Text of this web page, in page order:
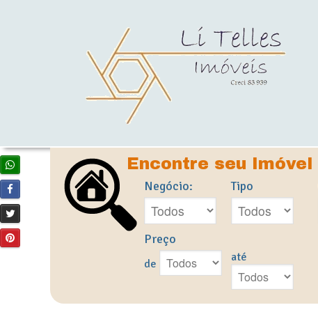
Encontre seu Imóvel
Negócio: Tipo
Preço
de até